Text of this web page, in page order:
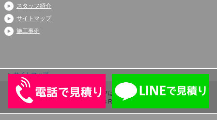
スタッフ紹介
サイトマップ
施工事例
サイトマップ
Copyright (C) 2026 アシストライフは伊奈町、上尾市、蓮田市で大人気
All Rights Reserved.